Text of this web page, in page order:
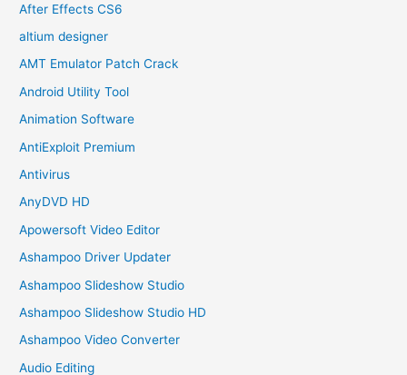
After Effects CS6
altium designer
AMT Emulator Patch Crack
Android Utility Tool
Animation Software
AntiExploit Premium
Antivirus
AnyDVD HD
Apowersoft Video Editor
Ashampoo Driver Updater
Ashampoo Slideshow Studio
Ashampoo Slideshow Studio HD
Ashampoo Video Converter
Audio Editing